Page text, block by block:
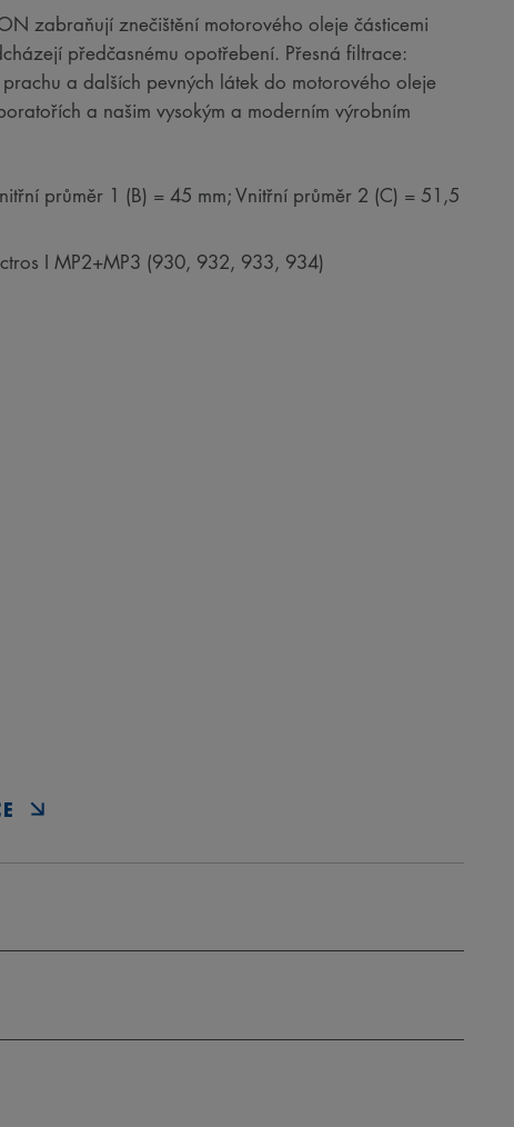
zabraňují znečištění motorového oleje částicemi
předčasnému opotřebení. Přesná filtrace:
a dalších pevných látek do motorového oleje
a našim vysokým a moderním výrobním
průměr 1 (B) = 45 mm; Vnitřní průměr 2 (C) = 51,5
I MP2+MP3 (930, 932, 933, 934)